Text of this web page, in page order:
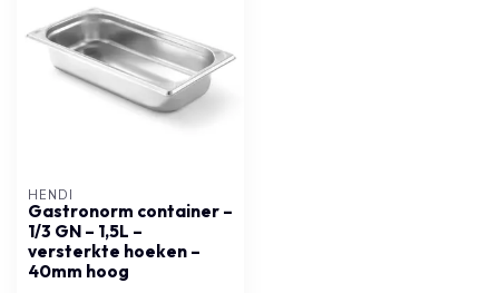
HENDI
Gastronorm container –
1/3 GN – 1,5L –
versterkte hoeken –
40mm hoog